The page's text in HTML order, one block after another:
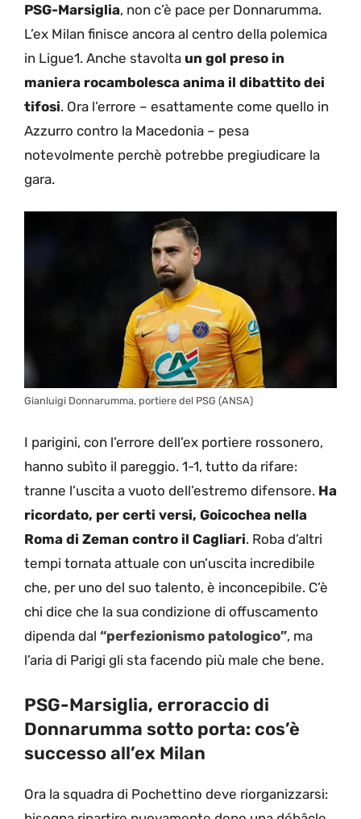
PSG-Marsiglia, non c’è pace per Donnarumma.
L’ex Milan finisce ancora al centro della polemica
in Ligue1. Anche stavolta un gol preso in
maniera rocambolesca anima il dibattito dei
tifosi. Ora l’errore – esattamente come quello in
Azzurro contro la Macedonia – pesa
notevolmente perchè potrebbe pregiudicare la
gara.
Gianluigi Donnarumma, portiere del PSG (ANSA)
I parigini, con l’errore dell’ex portiere rossonero,
hanno subìto il pareggio. 1-1, tutto da rifare:
tranne l’uscita a vuoto dell’estremo difensore. Ha
ricordato, per certi versi, Goicochea nella
Roma di Zeman contro il Cagliari. Roba d’altri
tempi tornata attuale con un’uscita incredibile
che, per uno del suo talento, è inconcepibile. C’è
chi dice che la sua condizione di offuscamento
dipenda dal “perfezionismo patologico”, ma
l’aria di Parigi gli sta facendo più male che bene.
PSG-Marsiglia, erroraccio di
Donnarumma sotto porta: cos’è
successo all’ex Milan
Ora la squadra di Pochettino deve riorganizzarsi: